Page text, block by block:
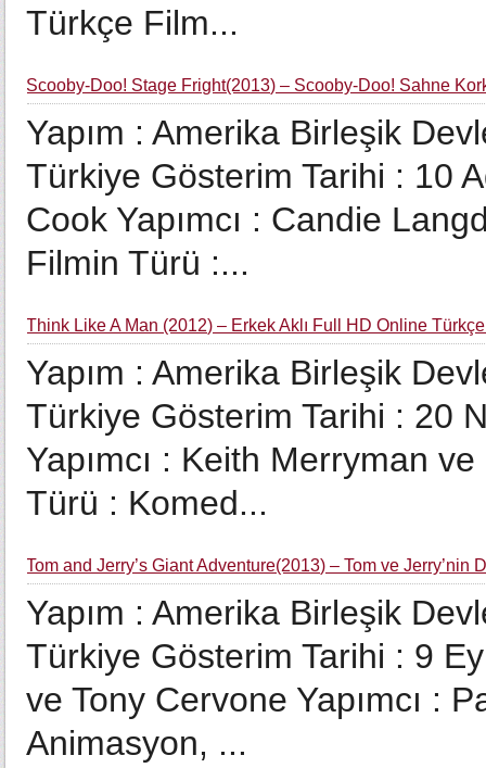
Türkçe Film...
Scooby-Doo! Stage Fright(2013) – Scooby-Doo! Sahne
Yapım : Amerika Birleşik
Türkiye Gösterim Tarihi : 10
Cook Yapımcı : Candie
Filmin Türü :...
Think Like A Man (2012) – Erkek Aklı Full HD Online
Yapım : Amerika Birleşik
Türkiye Gösterim Tarihi : 20
Yapımcı : Keith Merryman
Türü : Komed...
Tom and Jerry’s Giant Adventure(2013) – Tom ve Jerry’nin
Yapım : Amerika Birleşik
Türkiye Gösterim Tarihi : 9
ve Tony Cervone Yapımcı :
Animasyon, ...